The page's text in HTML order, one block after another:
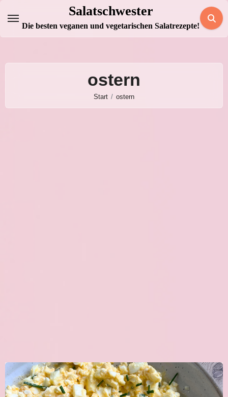
Inhalt
springen
Salatschwester
Die besten veganen und vegetarischen Salatrezepte!
ostern
Start ostern